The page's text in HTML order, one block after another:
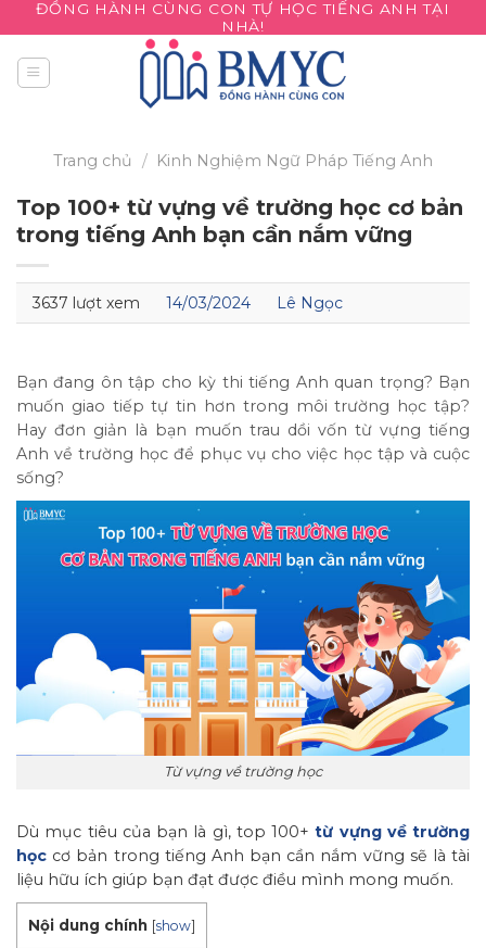
to
content
ĐỒNG HÀNH CÙNG CON TỰ HỌC TIẾNG ANH TẠI
NHÀ!
Trang chủ / Kinh Nghiệm Ngữ Pháp Tiếng Anh
Top 100+ từ vựng về trường học cơ bản
trong tiếng Anh bạn cần nắm vững
3637 lượt xem 14/03/2024 Lê Ngọc
Bạn đang ôn tập cho kỳ thi tiếng Anh quan trọng? Bạn
muốn giao tiếp tự tin hơn trong môi trường học tập?
Hay đơn giản là bạn muốn trau dồi vốn từ vựng tiếng
Anh về trường học để phục vụ cho việc học tập và cuộc
sống?
Từ vựng về trường học
Dù mục tiêu của bạn là gì, top 100+từ vựng về trường
học cơ bản trong tiếng Anh bạn cần nắm vững sẽ là tài
liệu hữu ích giúp bạn đạt được điều mình mong muốn.
Nội dung chính [show]